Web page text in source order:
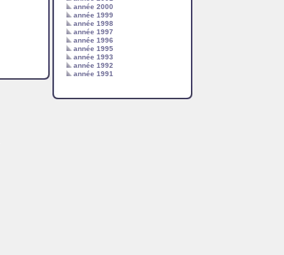
année 2000
année 1999
année 1998
année 1997
année 1996
année 1995
année 1993
année 1992
année 1991